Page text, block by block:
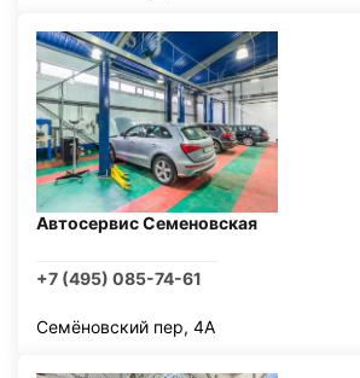
Автосервис Семеновская
+7 (495) 085-74-61
Семёновский пер, 4А